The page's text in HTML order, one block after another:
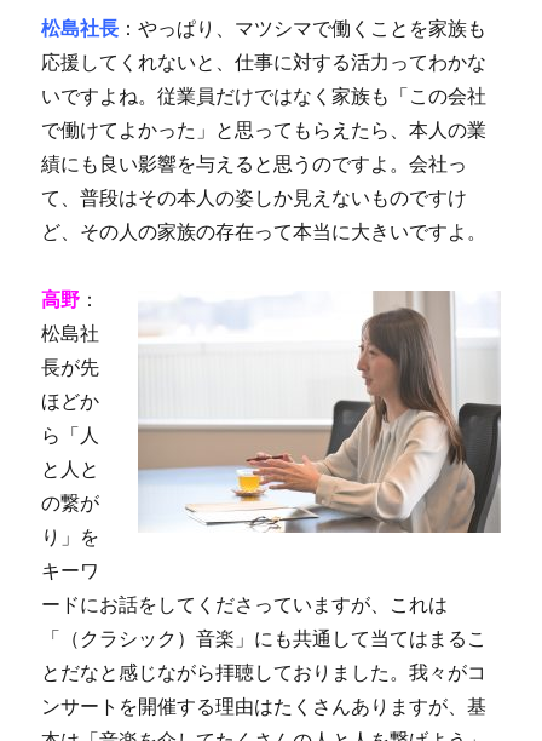
松島社長 ：やっぱり、マツシマで働くことを家族も
応援してくれないと、仕事に対する活力ってわかな
いですよね。従業員だけではなく家族も「この会社
で働けてよかった」と思ってもらえたら、本人の業
績にも良い影響を与えると思うのですよ。会社っ
て、普段はその本人の姿しか見えないものですけ
ど、その人の家族の存在って本当に大きいですよ。
高野 ：
松島社
長が先
ほどか
ら「人
と人と
の繋が
り」を
キーワ
ードにお話をしてくださっていますが、これは
「（クラシック）音楽」にも共通して当てはまるこ
とだなと感じながら拝聴しておりました。我々がコ
ンサートを開催する理由はたくさんありますが、基